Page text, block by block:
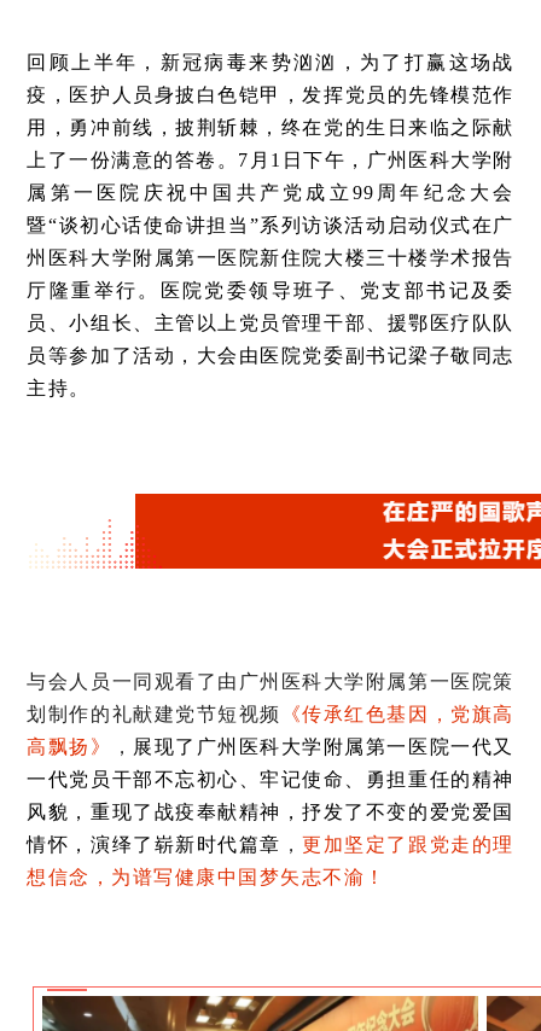
回顾上半年，新冠病毒来势汹汹，为了打赢这场战
疫，医护人员身披白色铠甲，发挥党员的先锋模范作
用，勇冲前线，披荆斩棘，终在党的生日来临之际献
上了一份满意的答卷。7月1日下午，广州医科大学附
属第一医院庆祝中国共产党成立99周年纪念大会
暨“谈初心话使命讲担当”系列访谈活动启动仪式在广
州医科大学附属第一医院新住院大楼三十楼学术报告
厅隆重举行。医院党委领导班子、党支部书记及委
员、小组长、主管以上党员管理干部、援鄂医疗队队
员等参加了活动，大会由医院党委副书记梁子敬同志
主持。
与会人员一同观看了由广州医科大学附属第一医院策
划制作的礼献建党节短视频
《传承红色基因，党旗高
高飘扬》
， 展现了广州医科大学附属第一医院一代又
一代党员干部不忘初心、牢记使命、勇担重任的精神
风貌，重现了战疫奉献精神，抒发了不变的爱党爱国
情怀，演绎了崭新时代篇章 ，更加坚定了跟党走的理
想信念，为谱写健康中国梦矢志不渝！